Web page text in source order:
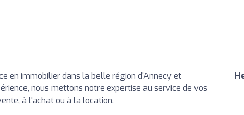
en immobilier dans la belle région d'Annecy et
nous mettons notre expertise au service de vos
à l'achat ou à la location.